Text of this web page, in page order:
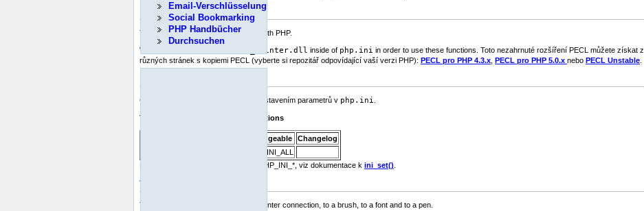
Instalace
This PECLextension is not bundled with PHP.
Windows users must enable php_printer.dll inside of php.ini in order to use these functions. Toto nezahrnuté rozšíření PECL můžete získat z
různých stránek s kopiemi PECL (vyberte si repozitář odpovídající vaší verzi PHP): PECL pro PHP 4.3.x PECL pro PHP 5.0.x nebo PECL Unstable
Chování těchto funkcí je ovlivněno nastavením parametrů v php.ini
Tabulka 1. Printer configuration options
Changeable
Changelog
PHP_INI_ALL
Pro další detaily a definice konstant PHP_INI_*, viz dokumentace k ini_set()
Typy prostředků
This extension defines handles to a printer connection, to a brush, to a font and to a pen.
Email-Verschlüsselung
Social Bookmarking
PHP Handbücher
Durchsuchen